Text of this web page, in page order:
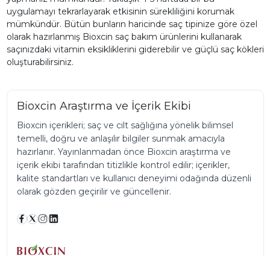
uygulamayı tekrarlayarak etkisinin sürekliliğini korumak
mümkündür. Bütün bunların haricinde saç tipinize göre özel
olarak hazırlanmış Bioxcin saç bakım ürünlerini kullanarak
saçınızdaki vitamin eksikliklerini giderebilir ve güçlü saç kökleri
oluşturabilirsiniz.
Bioxcin Araştırma ve İçerik Ekibi
Bioxcin içerikleri; saç ve cilt sağlığına yönelik bilimsel
temelli, doğru ve anlaşılır bilgiler sunmak amacıyla
hazırlanır. Yayınlanmadan önce Bioxcin araştırma ve
içerik ekibi tarafından titizlikle kontrol edilir; içerikler,
kalite standartları ve kullanıcı deneyimi odağında düzenli
olarak gözden geçirilir ve güncellenir.